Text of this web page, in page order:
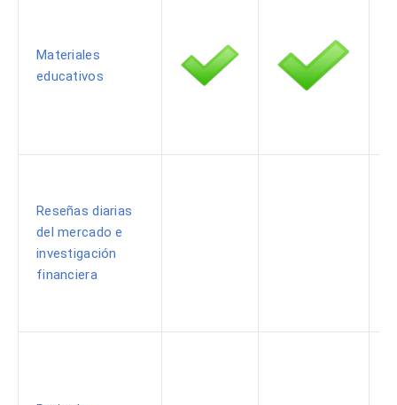
Materiales
educativos
Reseñas diarias
del mercado e
investigación
financiera